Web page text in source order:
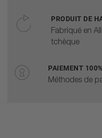
PRODUIT DE
Fabriqué en
tchèque
PAIEMENT
Méthodes de